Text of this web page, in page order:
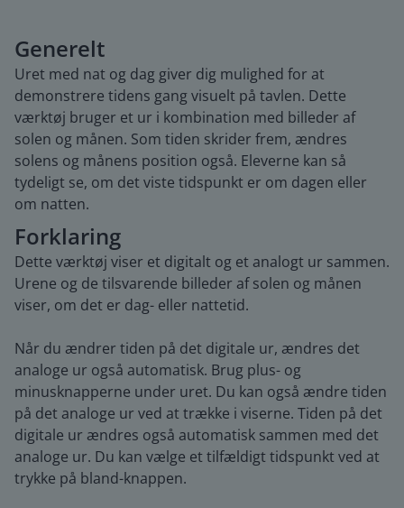
Generelt
Uret med nat og dag giver dig mulighed for at
demonstrere tidens gang visuelt på tavlen. Dette
værktøj bruger et ur i kombination med billeder af
solen og månen. Som tiden skrider frem, ændres
solens og månens position også. Eleverne kan så
tydeligt se, om det viste tidspunkt er om dagen eller
om natten.
Forklaring
Dette værktøj viser et digitalt og et analogt ur sammen.
Urene og de tilsvarende billeder af solen og månen
viser, om det er dag- eller nattetid.
Når du ændrer tiden på det digitale ur, ændres det
analoge ur også automatisk. Brug plus- og
minusknapperne under uret. Du kan også ændre tiden
på det analoge ur ved at trække i viserne. Tiden på det
digitale ur ændres også automatisk sammen med det
analoge ur. Du kan vælge et tilfældigt tidspunkt ved at
trykke på bland-knappen.